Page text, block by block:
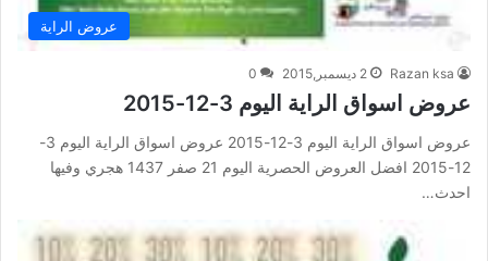
عروض الراية
Razan ksa 2 ديسمبر,2015 0
عروض اسواق الراية اليوم 3-12-2015
عروض اسواق الراية اليوم 3-12-2015 عروض اسواق الراية اليوم 3-
12-2015 افضل العروض الحصرية اليوم 21 صفر 1437 هجري وفيها
احدث…